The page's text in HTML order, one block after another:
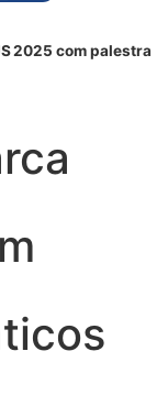
2025 com palestra